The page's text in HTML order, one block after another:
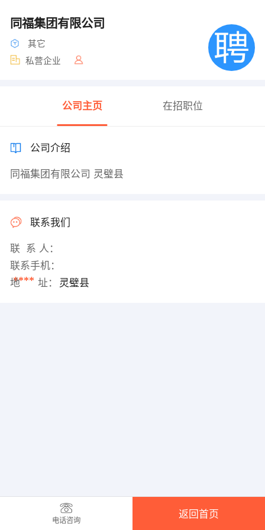
同福集团有限公司
其它
私营企业
公司主页 在招职位
公司介绍
同福集团有限公司 灵璧县
联系我们
联 系 人：
联系手机：
****
地 址： 灵璧县
电话咨询
返回首页